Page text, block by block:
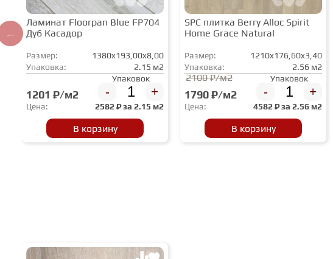
Ламинат Floorpan Blue FP704
Дуб Касадор
Размер:
1380x193,00x8,00
Упаковка:
2.15 м2
1201 ₽/м2
Упаковок
- +
Цена: 2582₽ за 2.15 м2
В корзину
SPC плитка Berry Alloc Spirit
Home Grace Natural
Размер:
1210x176,60x3,40
Упаковка:
2.56 м2
2100 ₽/м2
1790 ₽/м2
Упаковок
- +
Цена: 4582₽ за 2.56 м2
В корзину